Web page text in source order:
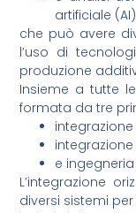
artificiale
che può avere
l’uso di
produzione
Insieme a tutte
formata da tre
e
L’integrazione
diversi sistemi